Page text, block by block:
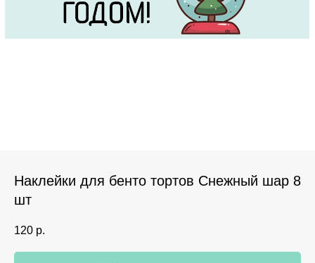
Наклейки для бенто тортов Снежный шар 8
шт
120 р.